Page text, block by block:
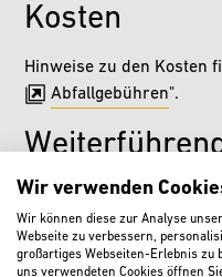
Kosten
Hinweise zu den Kosten
Abfallgebühren".
Themenseite zur
Wir verwenden
Wir können diese zur Analyse
Webseite zu verbessern,
großartiges Webseiten-Erlebnis zu
uns verwendeten Cookies öffnen